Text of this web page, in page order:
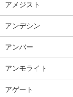
アメジスト
アンデシン
アンバー
アンモライト
アゲート